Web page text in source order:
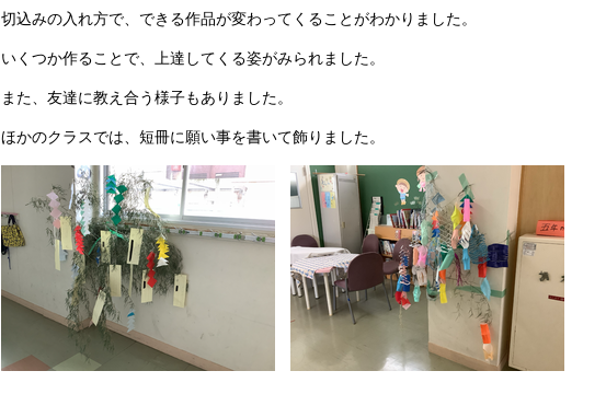
切込みの入れ方で、できる作品が変わってくることがわかりました。
いくつか作ることで、上達してくる姿がみられました。
また、友達に教え合う様子もありました。
ほかのクラスでは、短冊に願い事を書いて飾りました。